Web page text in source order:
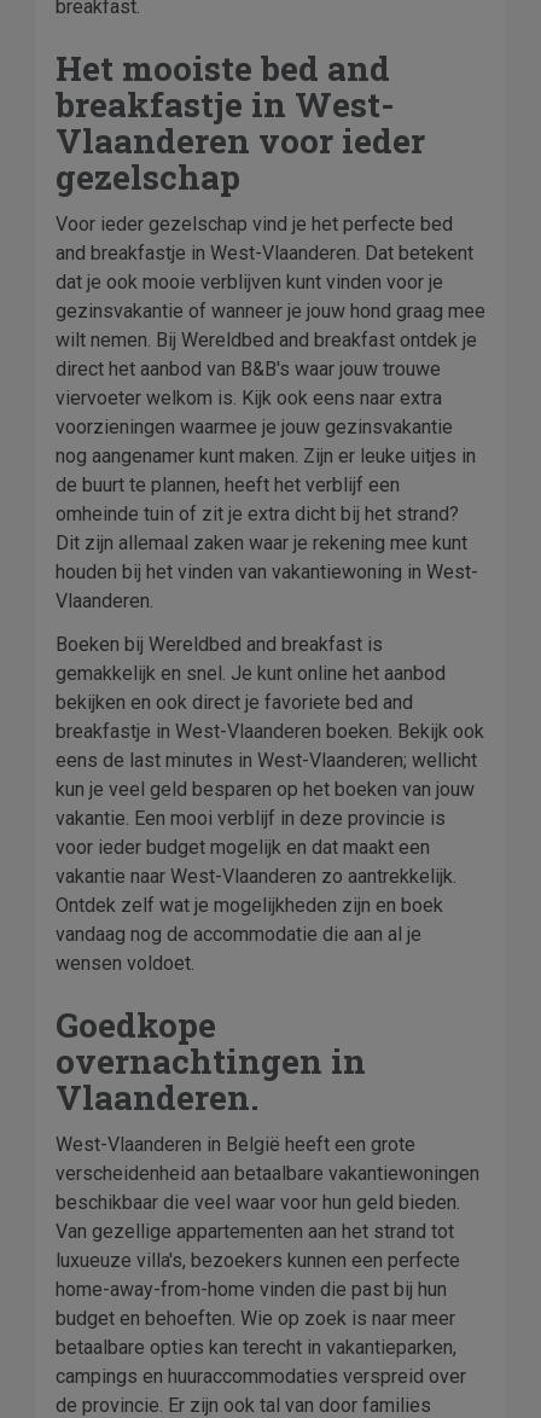
breakfast.
Het mooiste bed and
breakfastje in West-
Vlaanderen voor ieder
gezelschap
Voor ieder gezelschap vind je het perfecte bed
and breakfastje in West-Vlaanderen. Dat betekent
dat je ook mooie verblijven kunt vinden voor je
gezinsvakantie of wanneer je jouw hond graag mee
wilt nemen. Bij Wereldbed and breakfast ontdek je
direct het aanbod van B&B's waar jouw trouwe
viervoeter welkom is. Kijk ook eens naar extra
voorzieningen waarmee je jouw gezinsvakantie
nog aangenamer kunt maken. Zijn er leuke uitjes in
de buurt te plannen, heeft het verblijf een
omheinde tuin of zit je extra dicht bij het strand?
Dit zijn allemaal zaken waar je rekening mee kunt
houden bij het vinden van vakantiewoning in West-
Vlaanderen.
Boeken bij Wereldbed and breakfast is
gemakkelijk en snel. Je kunt online het aanbod
bekijken en ook direct je favoriete bed and
breakfastje in West-Vlaanderen boeken. Bekijk ook
eens de last minutes in West-Vlaanderen; wellicht
kun je veel geld besparen op het boeken van jouw
vakantie. Een mooi verblijf in deze provincie is
voor ieder budget mogelijk en dat maakt een
vakantie naar West-Vlaanderen zo aantrekkelijk.
Ontdek zelf wat je mogelijkheden zijn en boek
vandaag nog de accommodatie die aan al je
wensen voldoet.
Goedkope
overnachtingen in
Vlaanderen.
West-Vlaanderen in België heeft een grote
verscheidenheid aan betaalbare vakantiewoningen
beschikbaar die veel waar voor hun geld bieden.
Van gezellige appartementen aan het strand tot
luxueuze villa's, bezoekers kunnen een perfecte
home-away-from-home vinden die past bij hun
budget en behoeften. Wie op zoek is naar meer
betaalbare opties kan terecht in vakantieparken,
campings en huuraccommodaties verspreid over
de provincie. Er zijn ook tal van door families